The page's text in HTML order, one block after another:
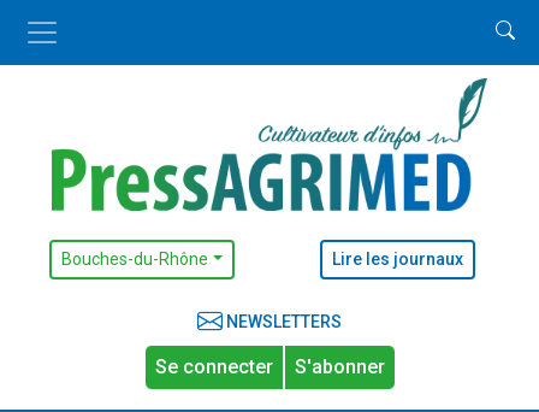
Bouches-du-Rhône Lire les journaux
NEWSLETTERS
Se connecter S'abonner